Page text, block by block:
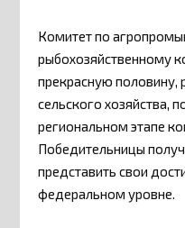
Комитет по
рыбохозяйственному
прекрасную
сельского хозяйства,
региональном этапе
Победительницы
представить свои
федеральном уровне.